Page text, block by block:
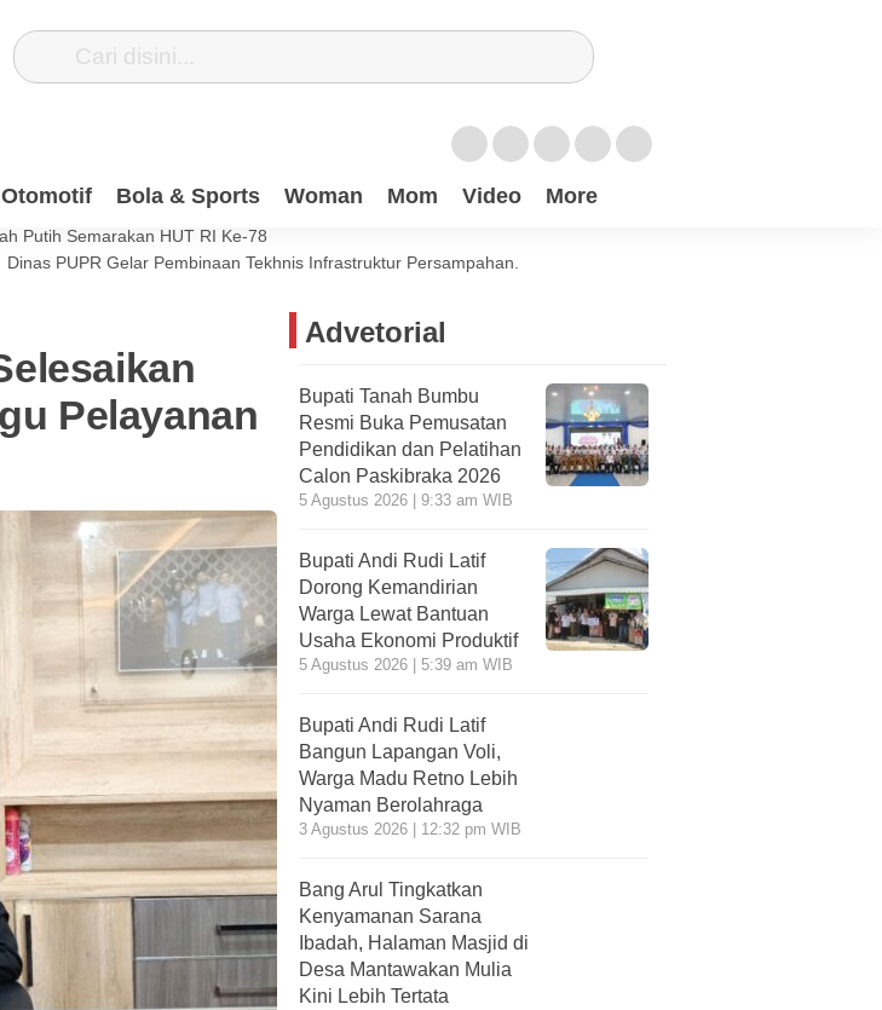
Otomotif Bola & Sports Woman Mom Video More
Untuk Negeri
Putih Semarakan HUT RI Ke-78
Dinas PUPR Gelar Pembinaan Tekhnis Infrastruktur Persampahan.
Pelayanan
Advetorial
Bupati Tanah Bumbu
Resmi Buka Pemusatan
Pendidikan dan Pelatihan
Calon Paskibraka 2026
5 Agustus 2026 | 9:33 am WIB
Bupati Andi Rudi Latif
Dorong Kemandirian
Warga Lewat Bantuan
Usaha Ekonomi Produktif
5 Agustus 2026 | 5:39 am WIB
Bupati Andi Rudi Latif
Bangun Lapangan Voli,
Warga Madu Retno Lebih
Nyaman Berolahraga
3 Agustus 2026 | 12:32 pm WIB
Bang Arul Tingkatkan
Kenyamanan Sarana
Ibadah, Halaman Masjid di
Desa Mantawakan Mulia
Kini Lebih Tertata